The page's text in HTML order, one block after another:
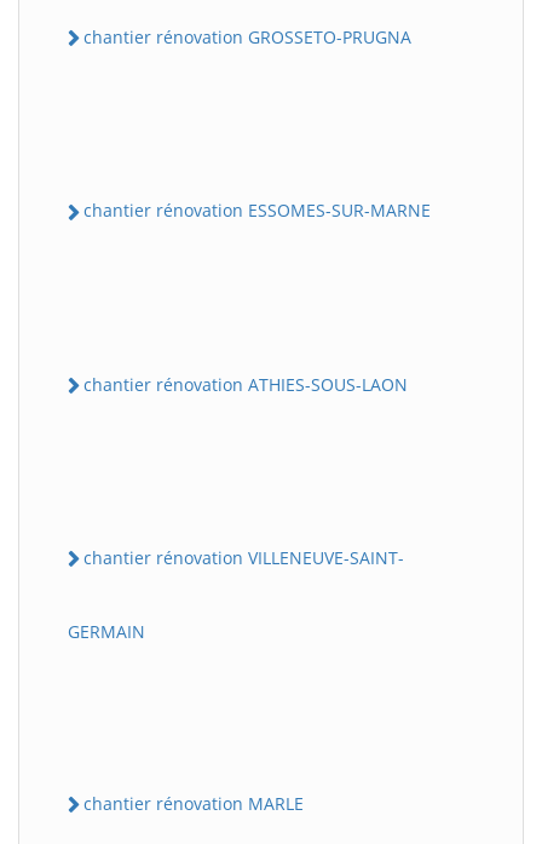
chantier rénovation GROSSETO-PRUGNA
chantier rénovation ESSOMES-SUR-MARNE
chantier rénovation ATHIES-SOUS-LAON
chantier rénovation VILLENEUVE-SAINT-
GERMAIN
chantier rénovation MARLE